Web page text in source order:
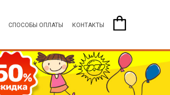
СПОСОБЫ ОПЛАТЫ КОНТАКТЫ